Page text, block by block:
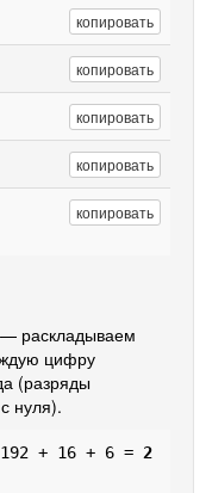
копировать
копировать
копировать
копировать
копировать
— раскладываем
цифру
(разряды
нуля).
+ 16 + 6 = 2